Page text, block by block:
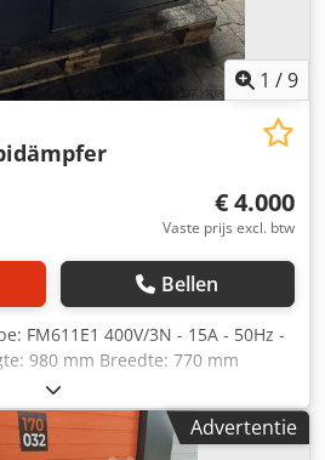
1 /9
€ 4.000
Vaste prijs excl. btw
Bellen
FM611E1 400V/3N - 15A - 50Hz -
980 mm Breedte: 770 mm
Nj Adwjrf
Advertentie